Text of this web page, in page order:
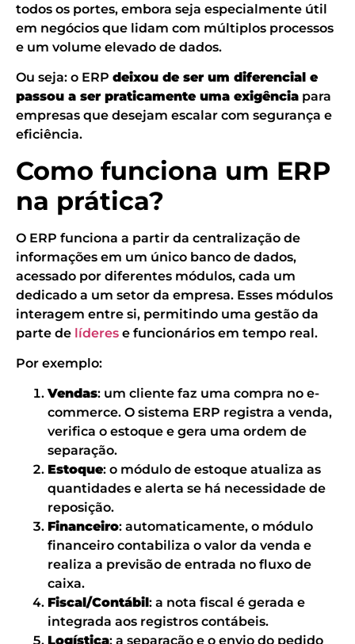
todos os portes, embora seja especialmente útil
em negócios que lidam com múltiplos processos
e um volume elevado de dados.
Ou seja: o ERP deixou de ser um diferencial e
passou a ser praticamente uma exigência para
empresas que desejam escalar com segurança e
eficiência.
Como funciona um ERP
na prática?
O ERP funciona a partir da centralização de
informações em um único banco de dados,
acessado por diferentes módulos, cada um
dedicado a um setor da empresa. Esses módulos
interagem entre si, permitindo uma gestão da
parte de líderes e funcionários em tempo real.
Por exemplo:
Vendas: um cliente faz uma compra no e-
commerce. O sistema ERP registra a venda,
verifica o estoque e gera uma ordem de
separação.
Estoque: o módulo de estoque atualiza as
quantidades e alerta se há necessidade de
reposição.
Financeiro: automaticamente, o módulo
financeiro contabiliza o valor da venda e
realiza a previsão de entrada no fluxo de
caixa.
Fiscal/Contábil: a nota fiscal é gerada e
integrada aos registros contábeis.
Logística: a separação e o envio do pedido